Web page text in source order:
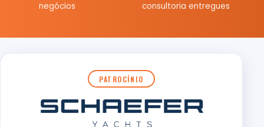
negócios
consultoria entregues
PATROCÍNIO